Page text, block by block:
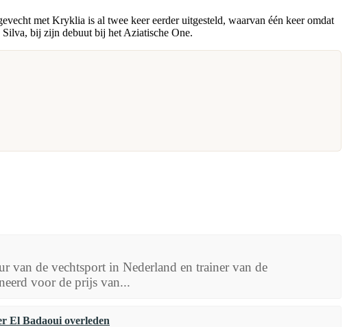
met Kryklia is al twee keer eerder uitgesteld, waarvan één keer omdat
bij zijn debuut bij het Aziatische One.
van de vechtsport in Nederland en trainer van de
voor de prijs van...
El Badaoui overleden